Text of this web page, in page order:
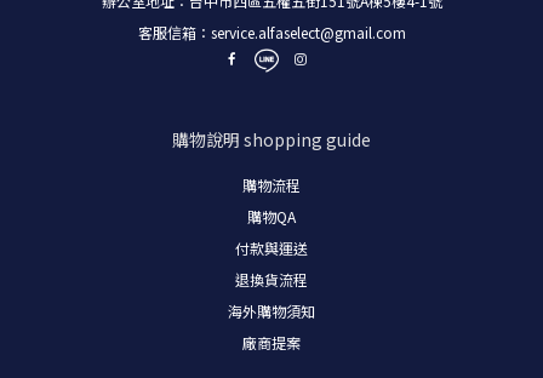
客服信箱： service.alfaselect@gmail.com
購物說明 shopping guide
購物流程
購物QA
付款與運送
退換貨流程
海外購物須知
廠商提案